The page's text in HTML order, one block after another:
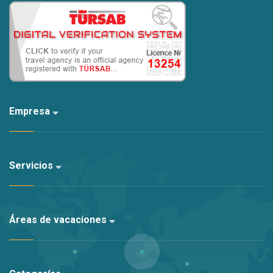
Le rogamos que utilice los productos textiles
(toallas, sábanas, etc.) y el equipamiento de la villa con la
misma limpieza y cuidado que en casa. No use toallas de
baño como toallas de playa (no las use en hamacas).
Se toma una cierta cantidad de depósito de usted
en la entrada de la villa. Después de que se determine
que no hay pérdida en los controles realizados a la salida
de la villa, se le devuelve esta tarifa a la salida. Usted
Empresa
Servicios
Áreas de vacaciones